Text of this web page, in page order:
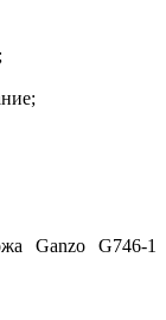
Ganzo G746-1